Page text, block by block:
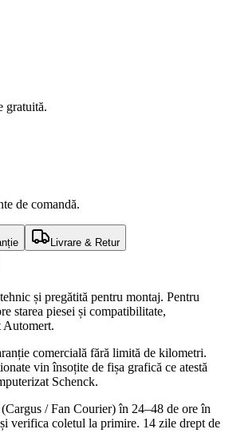
gratuită.
de comandă.
Livrare & Retur
și pregătită pentru montaj. Pentru
starea piesei și compatibilitate,
Automert.
comercială fără limită de kilometri.
vin însoțite de fișa grafică ce atestă
Schenck.
/ Fan Courier) în 24–48 de ore în
verifica coletul la primire. 14 zile drept de